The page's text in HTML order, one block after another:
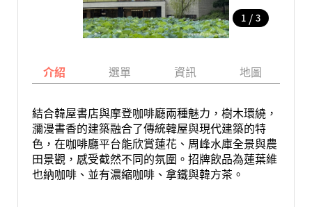
1 / 3
介紹 選單 資訊 地圖
結合韓屋書店與摩登咖啡廳兩種魅力，樹木環繞，
瀰漫書香的建築融合了傳統韓屋與現代建築的特
色，在咖啡廳平台能欣賞蓮花、周峰水庫全景與農
田景觀，感受截然不同的氛圍。招牌飲品為蓮葉維
也納咖啡、並有濃縮咖啡、拿鐵與韓方茶。